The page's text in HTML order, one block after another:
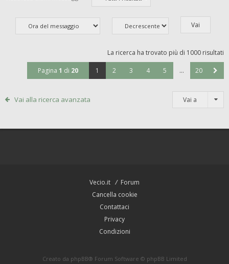
La ricerca ha trovato più di 1000 risultati
Pagina 1 di 20 1 2 3 4 5 … 20
Vai alla ricerca avanzata Vai a
Vecio.it
Forum
Cancella cookie
Contattaci
Privacy
Condizioni
Creato da phpBB® Forum Software © phpBB Limited